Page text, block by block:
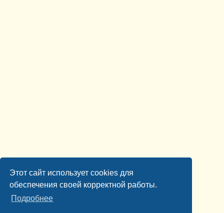
Этот сайт использует cookies для
обеспечения своей корректной работы.
Подробнее